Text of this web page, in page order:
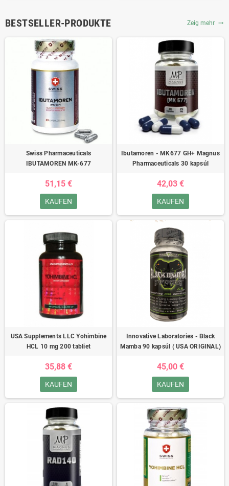
BESTSELLER-PRODUKTE Zeig mehr trending_flat
Swiss Pharmaceuticals
IBUTAMOREN MK-677
51,15 €
KAUFEN
Ibutamoren - MK677 GH+ Magnus
Pharmaceuticals 30 kapsúl
42,03 €
KAUFEN
USA Supplements LLC Yohimbine
HCL 10 mg 200 tabliet
35,88 €
KAUFEN
Innovative Laboratories - Black
Mamba 90 kapsúl ( USA ORIGINAL)
45,00 €
KAUFEN